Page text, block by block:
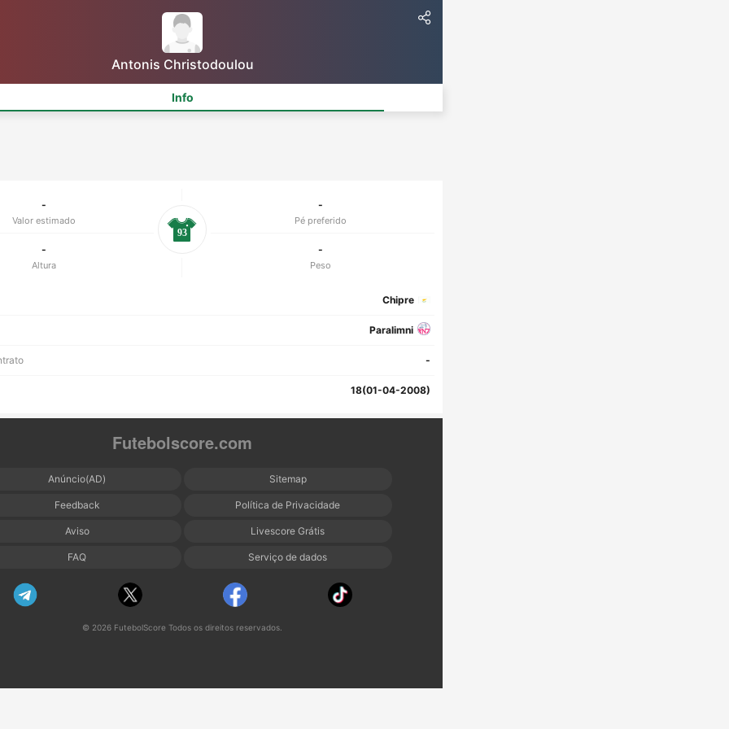
Antonis Christodoulou
Info
-
Valor estimado
-
Pé preferido
-
Altura
-
Peso
93
Chipre
Paralimni
-
18(01-04-2008)
Futebolscore.com
Anúncio(AD) Sitemap
Feedback Política de Privacidade
Aviso Livescore Grátis
FAQ Serviço de dados
© 2026 FutebolScore Todos os direitos reservados.